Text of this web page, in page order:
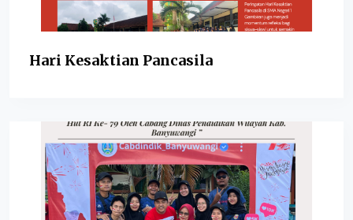
Hari Kesaktian Pancasila